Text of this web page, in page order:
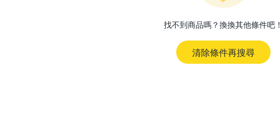
找不到商品嗎？換換其他條件吧！
清除條件再搜尋